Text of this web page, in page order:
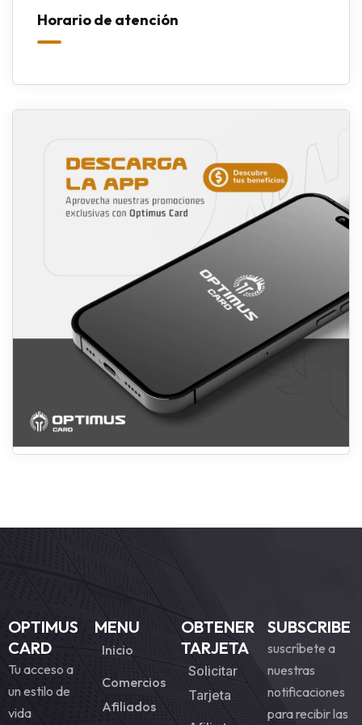
Horario de atención
OPTIMUS
CARD
Tu acceso a
un estilo de
vida
MENU
Inicio
Comercios
Afiliados
OBTENER
TARJETA
Solicitar
Tarjeta
SUBSCRIBE
suscríbete a
nuestras
notificaciones
para recibir las